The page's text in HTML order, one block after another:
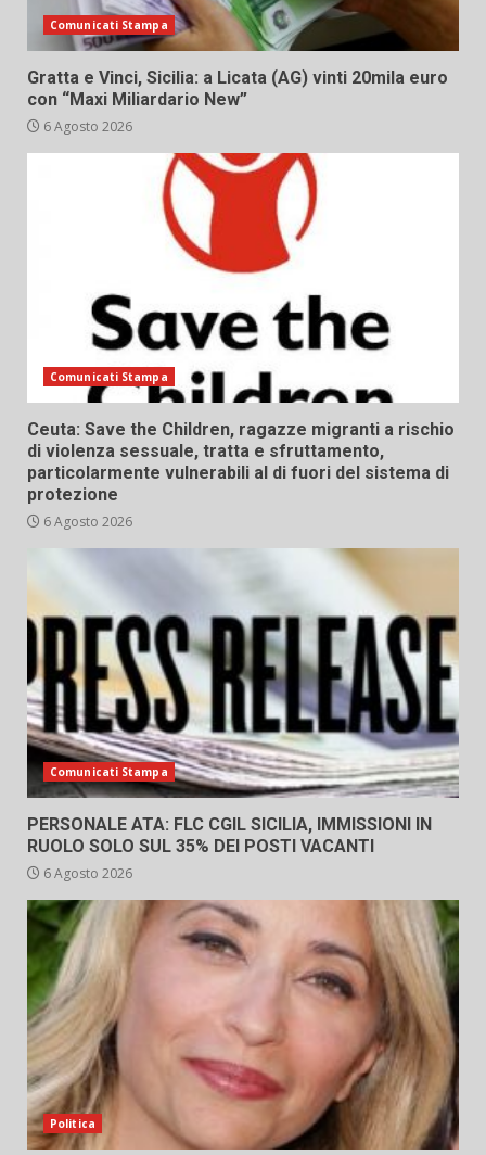
Comunicati Stampa
Gratta e Vinci, Sicilia: a Licata (AG) vinti 20mila euro
con “Maxi Miliardario New”
6 Agosto 2026
Comunicati Stampa
Ceuta: Save the Children, ragazze migranti a rischio
di violenza sessuale, tratta e sfruttamento,
particolarmente vulnerabili al di fuori del sistema di
protezione
6 Agosto 2026
Comunicati Stampa
PERSONALE ATA: FLC CGIL SICILIA, IMMISSIONI IN
RUOLO SOLO SUL 35% DEI POSTI VACANTI
6 Agosto 2026
Politica